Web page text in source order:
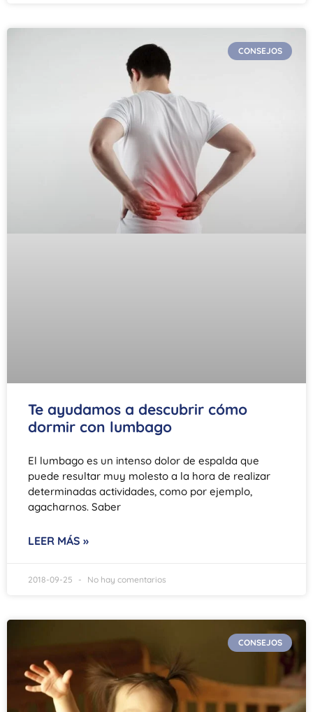
CONSEJOS
Te ayudamos a descubrir cómo
dormir con lumbago
El lumbago es un intenso dolor de espalda que
puede resultar muy molesto a la hora de realizar
determinadas actividades, como por ejemplo,
agacharnos. Saber
LEER MÁS »
2018-09-25 No hay comentarios
CONSEJOS